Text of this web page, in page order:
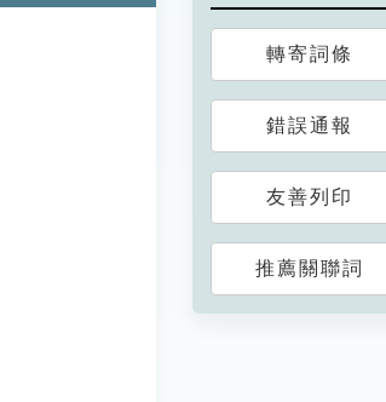
轉寄詞條
錯誤通報
友善列印
推薦關聯詞